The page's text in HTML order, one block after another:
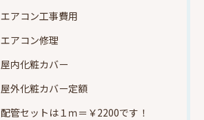
エアコン工事費用
エアコン修理
屋内化粧カバー
屋外化粧カバー定額
配管セットは１ｍ＝￥2200です！